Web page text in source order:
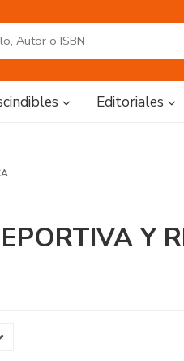
Editoriales
Y